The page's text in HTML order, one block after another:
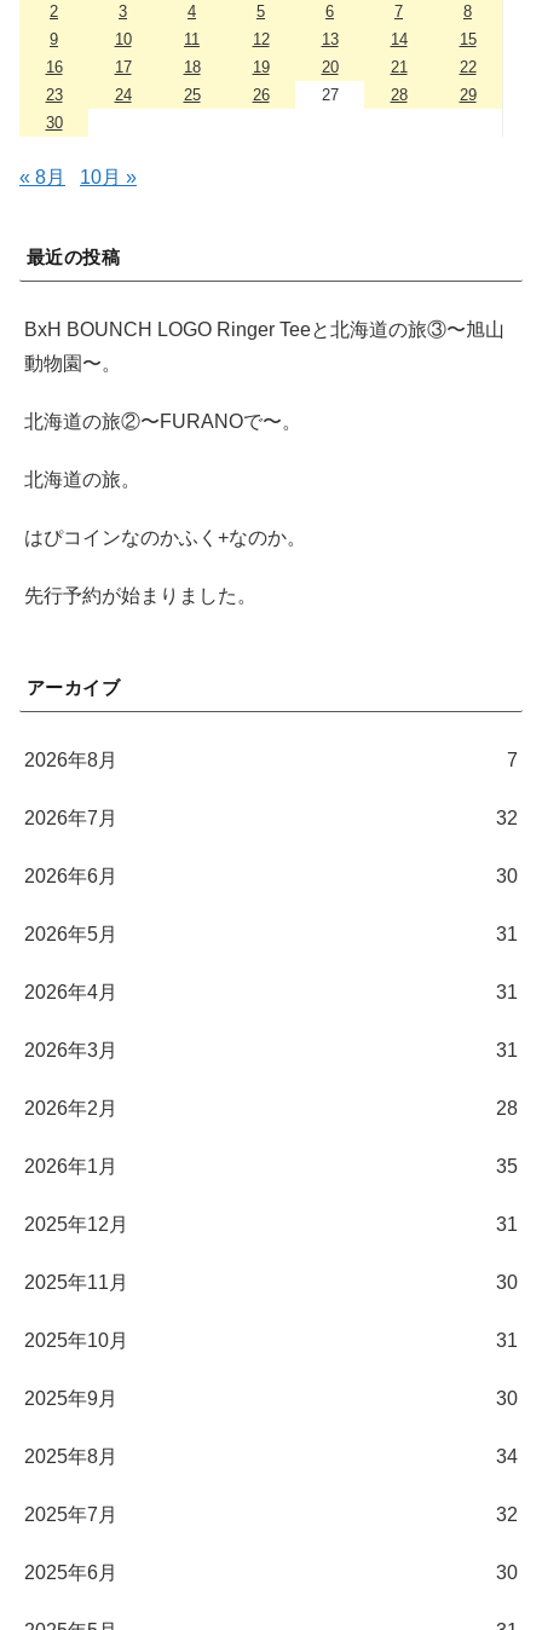
2
3 4 5 6 7
8
9
10 11 12 13 14
15
16
17 18 19 20 21
22
23
24 25 26 27 28
29
30
« 8月 10月 »
最近の投稿
BxH BOUNCH LOGO Ringer Teeと北海道の旅③〜旭山
動物園〜。
北海道の旅②〜FURANOで〜。
北海道の旅。
はぴコインなのかふく+なのか。
先行予約が始まりました。
アーカイブ
2026年8月 7
2026年7月 32
2026年6月 30
2026年5月 31
2026年4月 31
2026年3月 31
2026年2月 28
2026年1月 35
2025年12月 31
2025年11月 30
2025年10月 31
2025年9月 30
2025年8月 34
2025年7月 32
2025年6月 30